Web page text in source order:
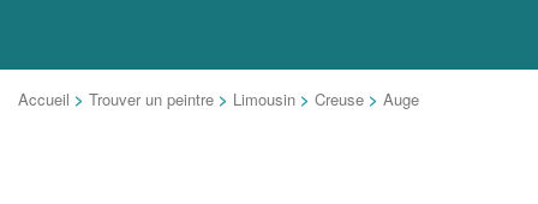
Accueil > Trouver un peintre > Limousin > Creuse > Auge